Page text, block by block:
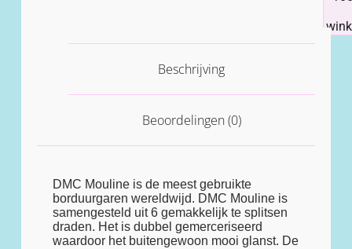
Beschrijving
Beoordelingen (0)
DMC Mouline is de meest gebruikte
borduurgaren wereldwijd. DMC Mouline is
samengesteld uit 6 gemakkelijk te splitsen
draden. Het is dubbel gemerceriseerd
waardoor het buitengewoon mooi glanst. De